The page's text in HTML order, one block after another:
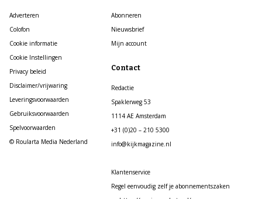
Adverteren
Colofon
Cookie informatie
Cookie Instellingen
Privacy beleid
Disclaimer/vrijwaring
Leveringsvoorwaarden
Gebruiksvoorwaarden
Spelvoorwaarden
© Roularta Media Nederland
Abonneren
Nieuwsbrief
Mijn account
Contact
Redactie
Spaklerweg 53
1114 AE Amsterdam
+31 (0)20 – 210 5300
info@kijkmagazine.nl
Klantenservice
Regel eenvoudig zelf je abonnementszaken